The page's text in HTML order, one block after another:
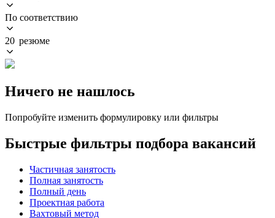
По соответствию
20 резюме
Ничего не нашлось
Попробуйте изменить формулировку или фильтры
Быстрые фильтры подбора вакансий
Частичная занятость
Полная занятость
Полный день
Проектная работа
Вахтовый метод